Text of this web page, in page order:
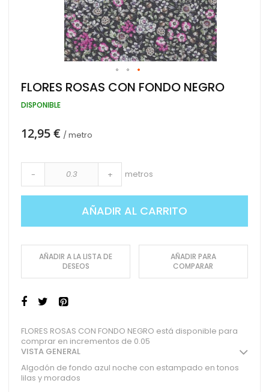
Saltar
al
comienzo
galería
FLORES ROSAS CON FONDO NEGRO
DISPONIBLE
12,95 € / metro
- + metros
AÑADIR AL CARRITO
AÑADIR A LA LISTA DE
DESEOS
AÑADIR PARA
COMPARAR
FLORES ROSAS CON FONDO NEGRO está disponible para
comprar en incrementos de 0.05
VISTA GENERAL
Algodón de fondo azul noche con estampado en tonos
lilas y morados